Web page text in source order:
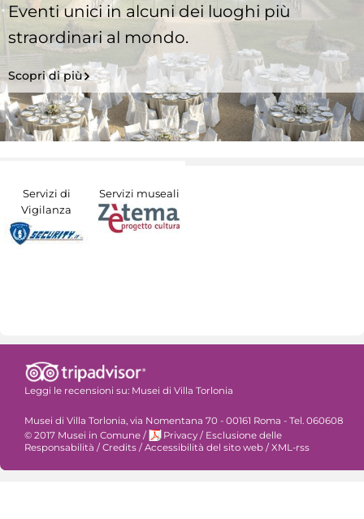
Eventi unici in alcuni dei luoghi più
straordinari al mondo.
Scopri di più
Servizi di
Vigilanza
Servizi museali
Leggi le recensioni su: Musei di Villa Torlonia
Musei di Villa Torlonia, via Nomentana 70 - 00161 Roma - Tel. 060608
© 2017 Musei in Comune / Privacy / Esclusione delle
Responsabilità /Credits /Accessibilità del sito web /XML-rss